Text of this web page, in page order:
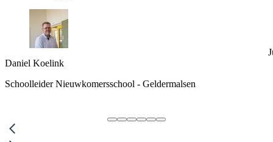
Daniel Koelink
Schoolleider Nieuwkomersschool - Geldermalsen